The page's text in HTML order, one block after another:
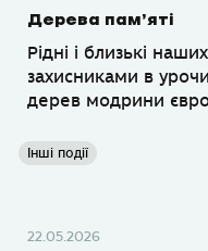
Дерева пам’яті
Рідні і близькі
захисниками в
дерев модрини
Інші події
22.05.2026